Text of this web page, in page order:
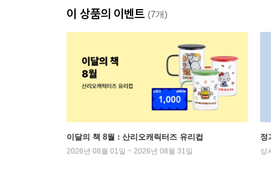
이 상품의 이벤트 (7개)
이달의 책 8월 : 산리오캐릭터즈 유리컵
2026년 08월 01일 ~ 2026년 08월 31일
정
상